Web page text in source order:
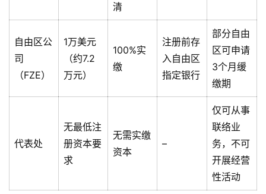
清
自由区公
司
（FZE）
1万美元
（约7.2
万元）
100%实
缴
注册前存
入自由区
指定银行
部分自由
区可申请
3个月缓
缴期
代表处
无最低注
册资本要
求
无需实缴
资本
–
仅可从事
联络业
务，不可
开展经营
性活动